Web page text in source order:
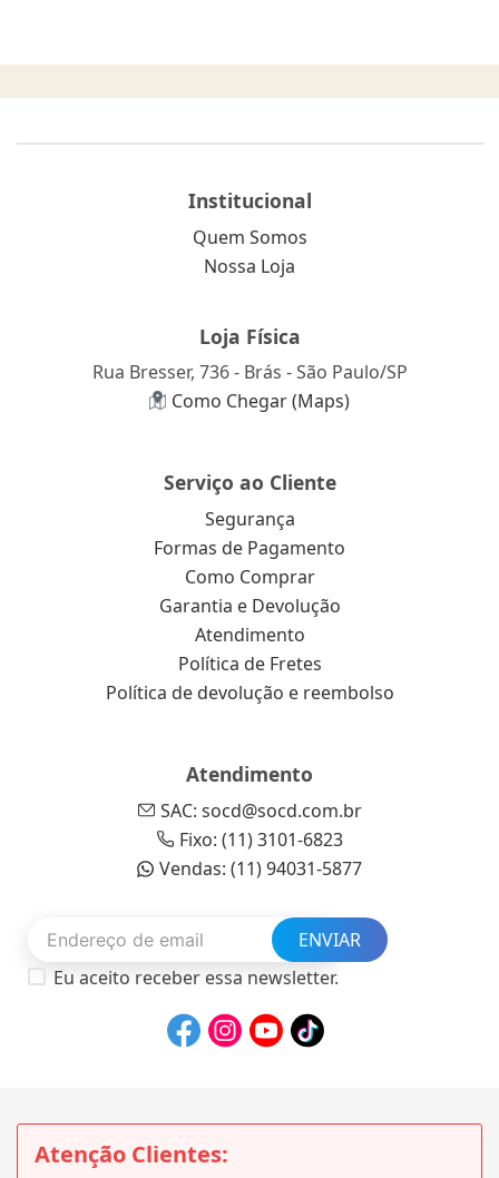
Institucional
Quem Somos
Nossa Loja
Loja Física
Rua Bresser, 736 - Brás - São Paulo/SP
Como Chegar (Maps)
Serviço ao Cliente
Segurança
Formas de Pagamento
Como Comprar
Garantia e Devolução
Atendimento
Política de Fretes
Política de devolução e reembolso
Atendimento
SAC: socd@socd.com.br
Fixo: (11) 3101-6823
Vendas: (11) 94031-5877
ENVIAR
Eu aceito receber essa newsletter.
Atenção Clientes: